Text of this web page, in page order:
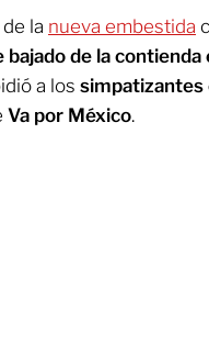
la nueva embestida
bajado de la
a los simpatizantes
Va por México.